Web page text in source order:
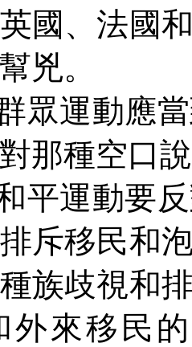
國、法國
兇。
眾運動應
那種空口
平運動要
斥移民和
族歧視和
外來移民